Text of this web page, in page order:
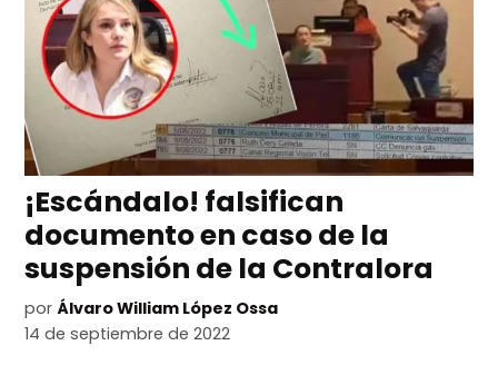
¡Escándalo! falsifican
documento en caso de la
suspensión de la Contralora
por Álvaro William López Ossa
14 de septiembre de 2022